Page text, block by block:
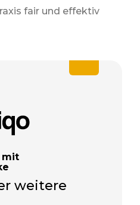
fair und effektiv
mit
weitere